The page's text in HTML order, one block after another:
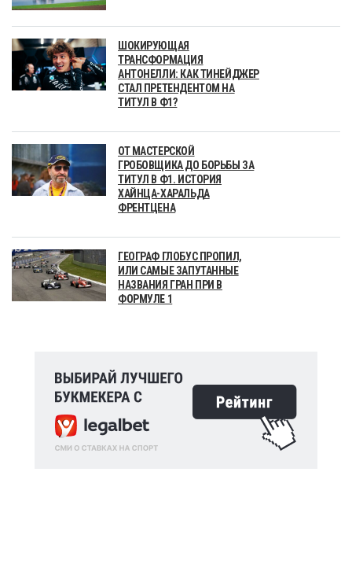
ШОКИРУЮЩАЯ
ТРАНСФОРМАЦИЯ
АНТОНЕЛЛИ: КАК ТИНЕЙДЖЕР
СТАЛ ПРЕТЕНДЕНТОМ НА
ТИТУЛ В Ф1?
ОТ МАСТЕРСКОЙ
ГРОБОВЩИКА ДО БОРЬБЫ ЗА
ТИТУЛ В Ф1. ИСТОРИЯ
ХАЙНЦА-ХАРАЛЬДА
ФРЕНТЦЕНА
ГЕОГРАФ ГЛОБУС ПРОПИЛ,
ИЛИ САМЫЕ ЗАПУТАННЫЕ
НАЗВАНИЯ ГРАН ПРИ В
ФОРМУЛЕ 1